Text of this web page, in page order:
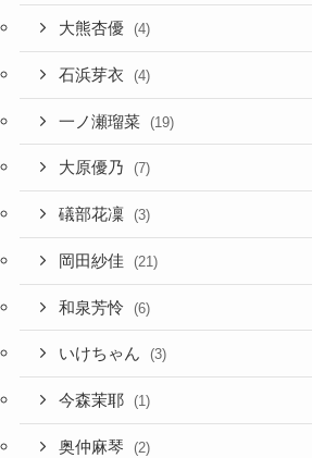
大熊杏優 (4)
石浜芽衣 (4)
一ノ瀬瑠菜 (19)
大原優乃 (7)
礒部花凜 (3)
岡田紗佳 (21)
和泉芳怜 (6)
いけちゃん (3)
今森茉耶 (1)
奥仲麻琴 (2)